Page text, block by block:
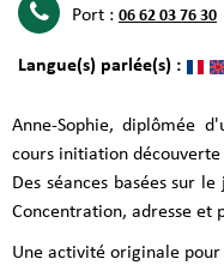
Port : 06 62 03 76 30
Langue(s) parlée(s) :
Anne-Sophie, diplômée
cours initiation
Des séances basées sur
Concentration, adresse et
Une activité originale